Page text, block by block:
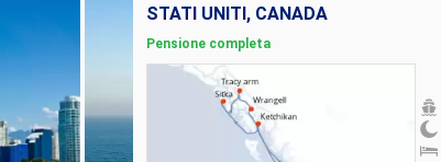
STATI UNITI, CANADA
Pensione completa